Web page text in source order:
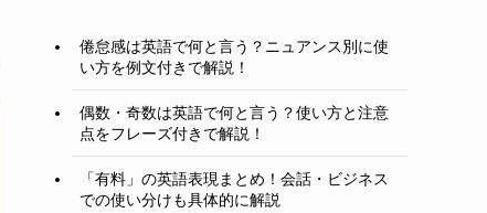
倦怠感は英語で何と言う？ニュアンス別に使
い方を例文付きで解説！
偶数・奇数は英語で何と言う？使い方と注意
点をフレーズ付きで解説！
「有料」の英語表現まとめ！会話・ビジネス
での使い分けも具体的に解説